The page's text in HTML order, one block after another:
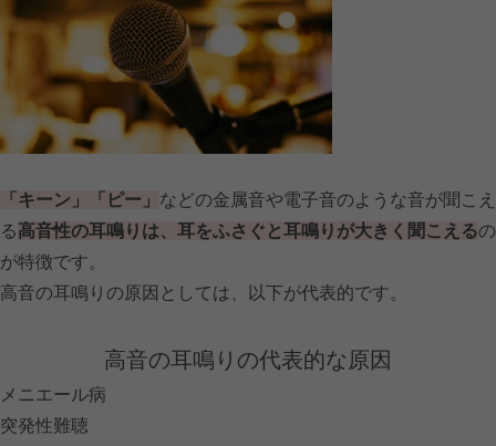
「キーン」「ピー」 などの金属音や電子音のような音が聞こえ
る高音性の耳鳴りは、耳をふさぐと耳鳴りが大きく聞こえるの
が特徴です。
高音の耳鳴りの原因としては、以下が代表的です。
高音の耳鳴りの代表的な原因
メニエール病
突発性難聴